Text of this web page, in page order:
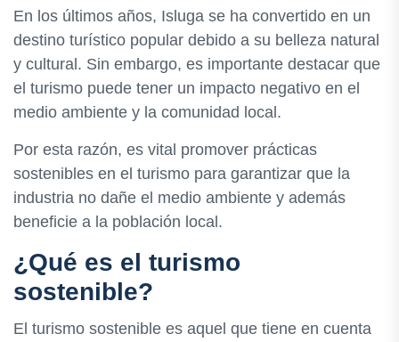
En los últimos años, Isluga se ha convertido en un
destino turístico popular debido a su belleza natural
y cultural. Sin embargo, es importante destacar que
el turismo puede tener un impacto negativo en el
medio ambiente y la comunidad local.
Por esta razón, es vital promover prácticas
sostenibles en el turismo para garantizar que la
industria no dañe el medio ambiente y además
beneficie a la población local.
¿Qué es el turismo
sostenible?
El turismo sostenible es aquel que tiene en cuenta